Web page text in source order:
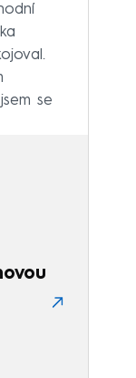
se